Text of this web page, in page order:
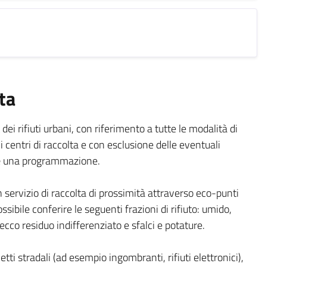
rifiuti urbani, con riferimento a tutte le modalità di
di raccolta e con esclusione delle eventuali
programmazione.
di raccolta di prossimità attraverso eco-punti
conferire le seguenti frazioni di rifiuto: umido,
residuo indifferenziato e sfalci e potature.
stradali (ad esempio ingombranti, rifiuti elettronici),